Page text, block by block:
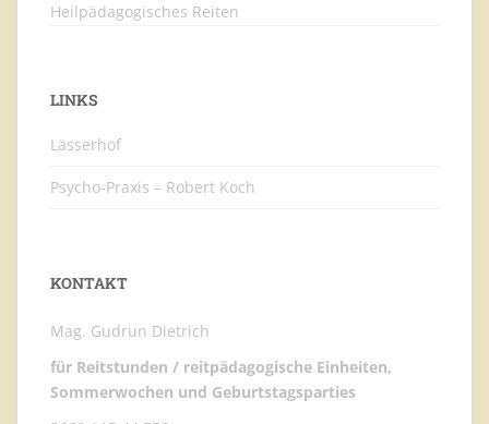
Heilpädagogisches Reiten
LINKS
Lässerhof
Psycho-Praxis – Robert Koch
KONTAKT
Mag. Gudrun Dietrich
für Reitstunden / reitpädagogische Einheiten,
Sommerwochen und Geburtstagsparties